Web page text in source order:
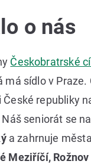
o nás
Českobratrské
má sídlo v Praze.
republiky
seniorát se
a zahrnuje
Meziříčí, Rožnov